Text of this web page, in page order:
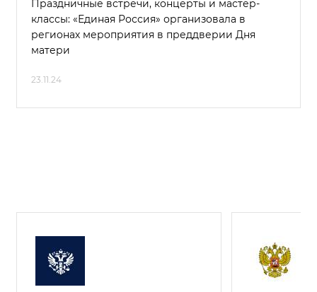
Праздничные встречи, концерты и мастер-
классы: «Единая Россия» организовала в
регионах мероприятия в преддверии Дня
матери
23.11.24